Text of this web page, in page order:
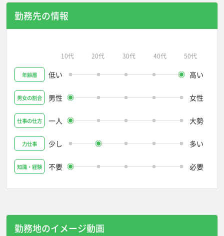
勤務先の情報
10代 20代 30代 40代 50代
年齢層 低い 高い
男女の割合 男性 女性
仕事の仕方 一人 大勢
力仕事 少し 多い
知識・経験 不要 必要
勤務地のイメージ動画